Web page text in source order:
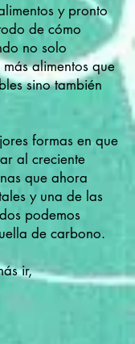
y pronto
de cómo
no solo
alimentos que
sino también
formas en que
al creciente
que ahora
y una de las
podemos
de carbono.
ir,